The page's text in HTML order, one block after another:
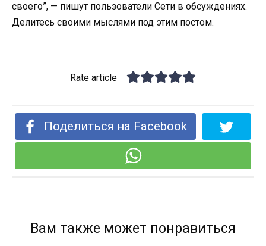
своего”, — пишут пользователи Сети в обсуждениях.
Делитесь своими мыслями под этим постом.
Rate article
Поделиться на Facebook
Вам также может понравиться